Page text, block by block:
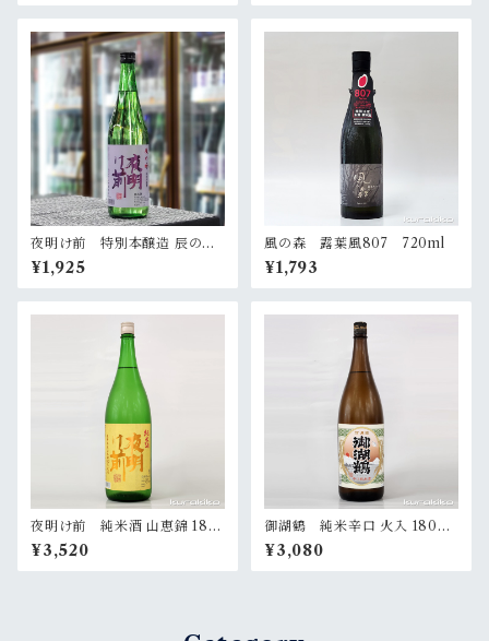
夜明け前 特別本醸造 辰の吟
720ml
¥1,925
風の森 露葉風807 720ml
¥1,793
夜明け前 純米酒 山恵錦 180
0ml
¥3,520
御湖鶴 純米辛口 火入 1800
ml
¥3,080